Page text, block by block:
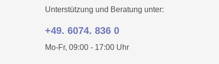
Unterstützung und Beratung unter:
+49. 6074. 836 0
Mo-Fr, 09:00 - 17:00 Uhr